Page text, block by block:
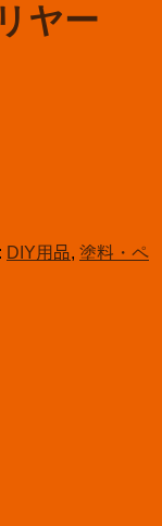
ヤー
DIY用品, 塗料・ペ